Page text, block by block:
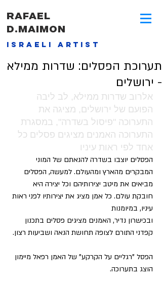
RAFAEL
D.MAIMON
israeli artist
תערוכת הפסלים: שדרות ממילא
- ירושלים
אלרוב שדרות ממילא, לב ליבה
הפועם של ירושלים, מציגה את
התערוכה "פיסול בשדרה", במסגרת
התערוכה האמנים מציגים פסלים כל
אחד לפי ראות עיניו
הפסלים יוצבו בשדרה להנאתם של המוני
המבקרים מהארץ ומהעולם. למעשה, הפסלים
מביאים את מיטב יצירותיהם וכל יצירה היא
חובקת עולם. כל אמן מציג את יצירותיו לפני ראות
עיניו, במיומנות
ובכישרון נדיר, האמנים מציגים פסלים בתכנון
קפדני התורם לצופה תחושת הנאה ושביעות רצון.
הפסל "רגליים על הקרקע" של האמן רפאל מיימון
הוצג בתערוכה.